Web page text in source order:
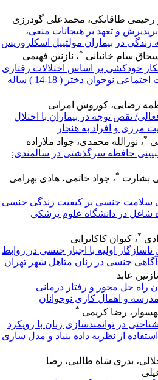
رحیمی طاقانکی، محمدعلی گودرزی
و تعهد بر هیجانات منفی،
در بیماران مولتیپل اسکلروزیس
سام خانیانی * ، نازنین فهیمی
خودکشی بر اساس اختلالات رفتاری
با نقش میانجی مشکلات اجتماعی نوجوان دختر ( 18-14 ) ساله
رضایی، کوروش امرایی
نقص توجه در بیماران با اختلال
مرزی و افراد به هنجار
*، نورالله محمدی، جواد ملازاده
حافظه سرگذشتی در سالمندی:
بشارت * ، جواد حاتمی، هادی بهرامی
سلامت جنسی بر کیفیت زندگی جنسی
شاغل در دانشگاه علوم پزشکی
*، کیوان کاکابرایی
اولیه با اجبار جنسی در روابط
جنسی در زنان متاهل شهر تهران
عابد
راه حل محور و رفتار درمانی
و اهمال کاری نوجوانان
رضا کریمی *
در توانمندسازی زنان با رویکرد
از نظریه داده بنیاد و مدل‌ سازی
بدری شاه طالبی، رضا